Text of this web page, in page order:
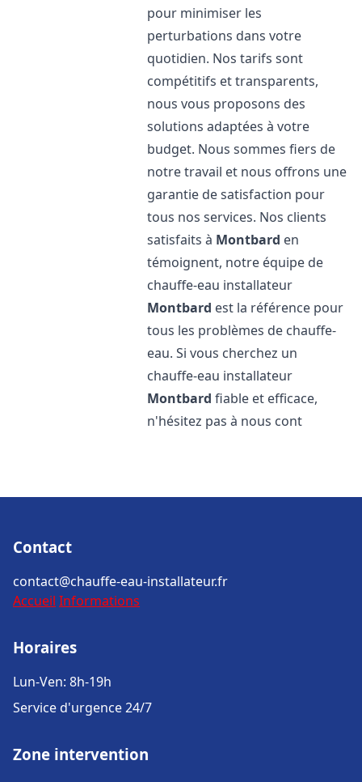
pour minimiser les
perturbations dans votre
quotidien. Nos tarifs sont
compétitifs et transparents,
nous vous proposons des
solutions adaptées à votre
budget. Nous sommes fiers de
notre travail et nous offrons une
garantie de satisfaction pour
tous nos services. Nos clients
satisfaits à Montbard en
témoignent, notre équipe de
chauffe-eau installateur
Montbard est la référence pour
tous les problèmes de chauffe-
eau. Si vous cherchez un
chauffe-eau installateur
Montbard fiable et efficace,
n'hésitez pas à nous cont
Contact
contact@chauffe-eau-installateur.fr
Accueil Informations
Horaires
Lun-Ven: 8h-19h
Service d'urgence 24/7
Zone intervention